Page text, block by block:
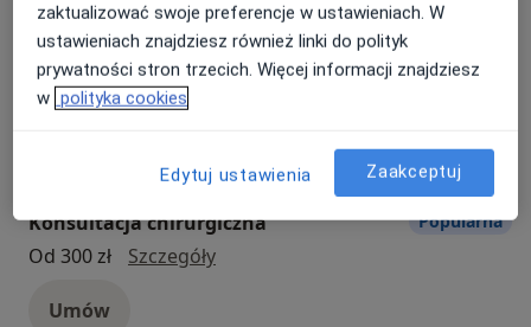
Konsultacja pulmonologiczna
Od 300 zł
SzczegółyKonsultacja pulmonologiczna
Konsultacja chirurgiczna
Od 300 zł
SzczegółyKonsultacja chirurgiczna
Umów
Popularna
zaktualizować swoje preferencje w ustawieniach. W
ustawieniach znajdziesz również linki do polityk
prywatności stron trzecich. Więcej informacji znajdziesz
w polityka cookies
Edytuj ustawienia Zaakceptuj